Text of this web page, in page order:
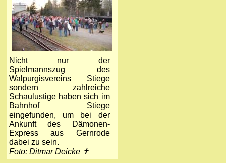
Nicht nur der
Spielmannszug des
Walpurgisvereins Stiege
sondern zahlreiche
Schaulustige haben sich im
Bahnhof Stiege
eingefunden, um bei der
Ankunft des Dämonen-
Express aus Gernrode
dabei zu sein.
Foto: Ditmar Deicke ✝